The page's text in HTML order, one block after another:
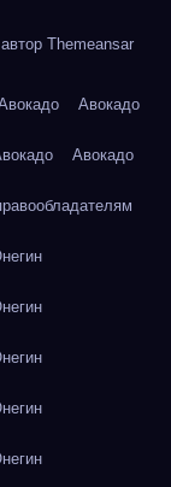
Themeansar
Авокадо
Авокадо